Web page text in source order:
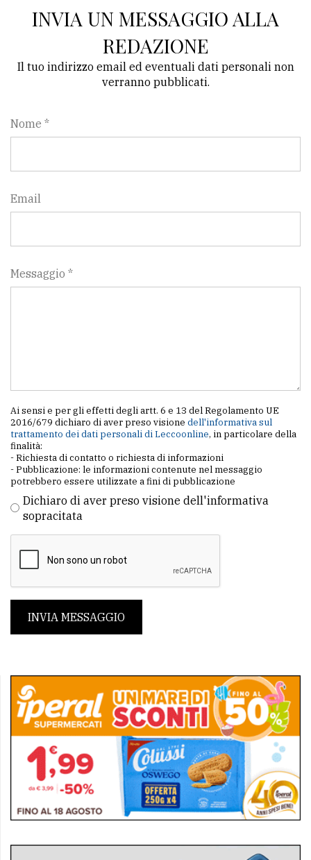
INVIA UN MESSAGGIO ALLA
REDAZIONE
Il tuo indirizzo email ed eventuali dati personali non
verranno pubblicati.
Nome *
Email
Messaggio *
Ai sensi e per gli effetti degli artt. 6 e 13 del Regolamento UE
2016/679 dichiaro di aver preso visione dell'informativa sul
trattamento dei dati personali di Leccoonline, in particolare della
finalità:
- Richiesta di contatto o richiesta di informazioni
- Pubblicazione: le informazioni contenute nel messaggio
potrebbero essere utilizzate a fini di pubblicazione
Dichiaro di aver preso visione dell'informativa
sopracitata
INVIA MESSAGGIO